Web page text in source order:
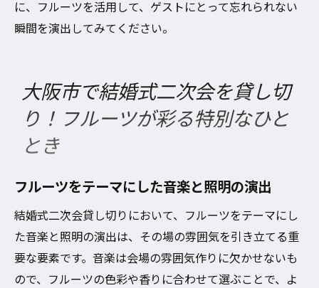
に、フルーツを活用して、ゲストにとって忘れられない
瞬間を演出してみてください。
大阪市で結婚式二次会を貸し切
り！フルーツが彩る特別なひと
とき
フルーツをテーマにした音楽と照明の演出
結婚式二次会貸し切りにおいて、フルーツをテーマにし
た音楽と照明の演出は、その場の雰囲気を引き立てる重
要な要素です。音楽は会場の雰囲気作りに欠かせないも
ので、フルーツの色彩や香りに合わせて選ぶことで、よ